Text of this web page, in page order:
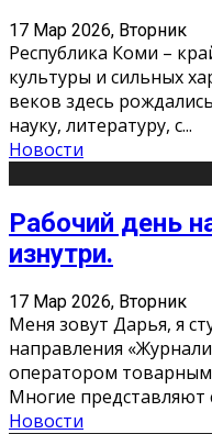
17 Мар 2026, Вторник
Республика Коми –
культуры и сильных
веков здесь
науку, литературу, с...
Новости
Рабочий день
изнутри.
17 Мар 2026, Вторник
Меня зовут Дарья, я
направления
оператором товарным
Многие представляют
Новости